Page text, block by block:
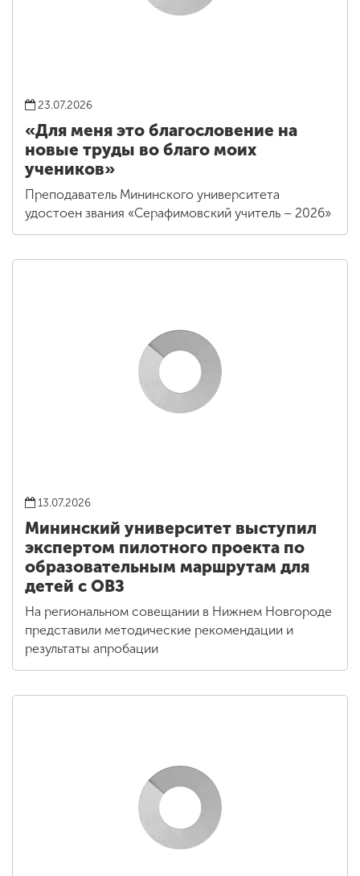
23.07.2026
«Для меня это благословение на
новые труды во благо моих
учеников»
Преподаватель Мининского университета
удостоен звания «Серафимовский учитель – 2026»
13.07.2026
Мининский университет выступил
экспертом пилотного проекта по
образовательным маршрутам для
детей с ОВЗ
На региональном совещании в Нижнем Новгороде
представили методические рекомендации и
результаты апробации